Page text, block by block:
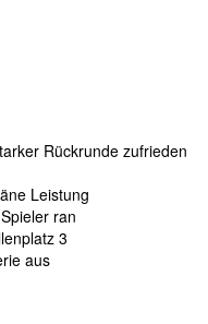
Rückrunde zufrieden
Leistung
ran
3
aus